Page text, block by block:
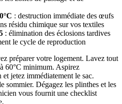
: destruction immédiate des œufs
résidu chimique sur vos textiles
: élimination des éclosions tardives
le cycle de reproduction
préparer votre logement. Lavez tout
60°C minimum. Aspirez
jetez immédiatement le sac.
sommier. Dégagez les plinthes et les
vous fournit une checklist